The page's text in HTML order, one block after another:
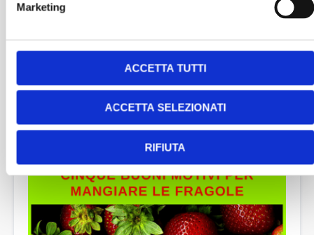
Marketing
ACCETTA TUTTI
ACCETTA SELEZIONATI
RIFIUTA
Le fragole fanno bene, ma non aggiungerci